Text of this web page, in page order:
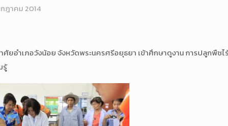
ฎาคม 2014
ยอำเภอวังน้อย จังหวัดพระนครศรีอยุธยา เข้าศึกษาดูงาน การปลูกพืช
รู้